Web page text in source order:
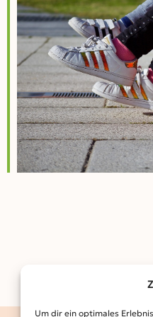
Um dir ein optimales
Office 365